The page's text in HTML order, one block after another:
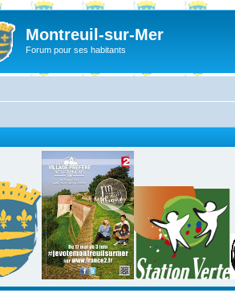
Montreuil-sur-Mer
Forum pour ses habitants